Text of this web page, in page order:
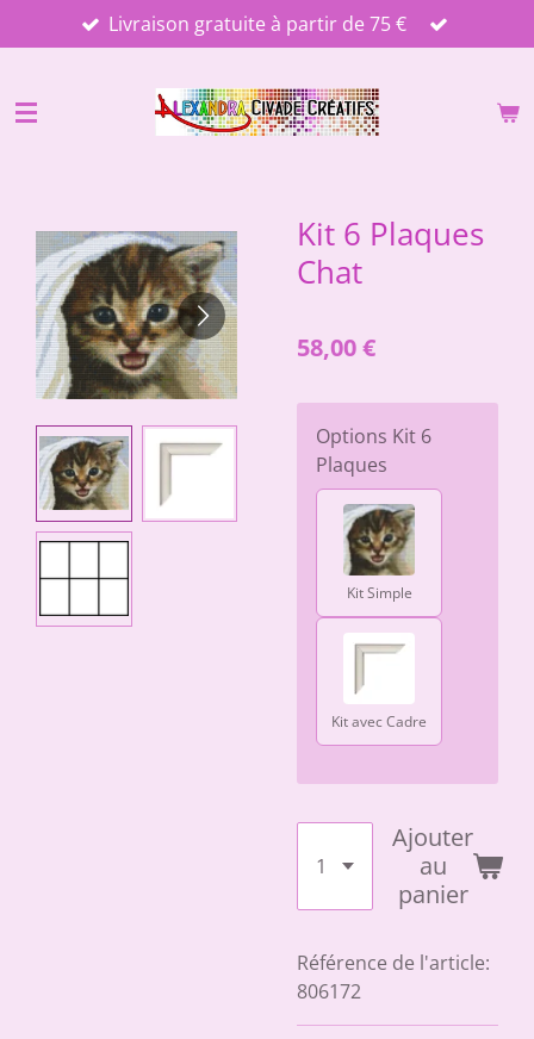
au
principal
Livraison gratuite à partir de 75 €
Kit 6 Plaques
Chat
58,00 €
Options Kit 6
Plaques
Kit Simple
Kit avec Cadre
Ajouter
au
panier
Référence de l'article:
806172